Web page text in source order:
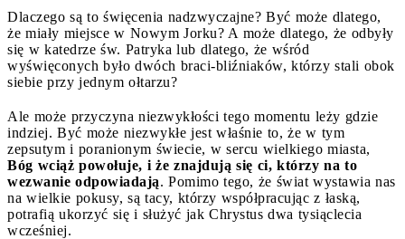
Dlaczego są to ​​święcenia nadzwyczajne? Być może dlatego,
że miały miejsce w Nowym Jorku? A może dlatego, że odbyły
się w katedrze św. Patryka lub dlatego, że wśród
wyświęconych było dwóch braci-bliźniaków, którzy stali obok
siebie przy jednym ołtarzu?
Ale może przyczyna niezwykłości tego momentu leży gdzie
indziej. Być może niezwykłe jest właśnie to, że w tym
zepsutym i poranionym świecie, w sercu wielkiego miasta,
Bóg wciąż powołuje, i że znajdują się ci, którzy na to
wezwanie odpowiadają. Pomimo tego, że świat wystawia nas
na wielkie pokusy, są tacy, którzy współpracując z łaską,
potrafią ukorzyć się i służyć jak Chrystus dwa tysiąclecia
wcześniej.